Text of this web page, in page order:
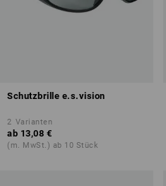
Schutzbrille e.s.vision
2 Varianten
ab 13,08 €
(m. MwSt.) ab 10 Stück